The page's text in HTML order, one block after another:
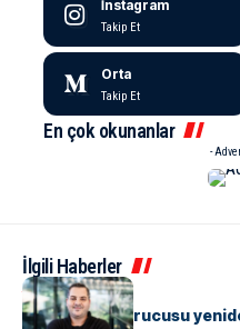
İnstagram
Takip Et
Orta
Takip Et
En çok okunanlar
-
İlgili Haberler
ASAYIŞ
Papara’nın kurucusu